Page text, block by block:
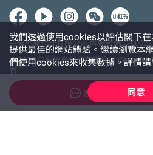
線上查詢
中原地產代理有限公司 牌照號碼 C-
@ 2026 中原地產代理有限公司 Centaline
有
使用條款
私隱政策聲明 免責聲明
我們透過使用cookies以評估閣下
提供最佳的網站體驗。繼續瀏覽本
們使用cookies來收集數據。詳情
同意